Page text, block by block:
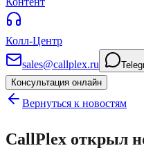
Колл-Центр
sales@callplex.ru
Консультация онлайн
Вернуться к новостям
CallPlex открыл